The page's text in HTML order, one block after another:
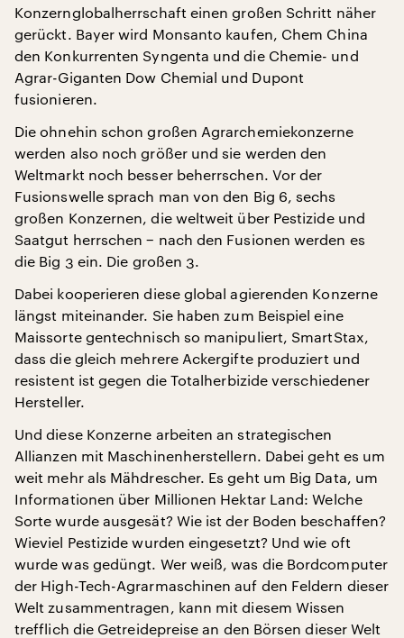
Konzernglobalherrschaft einen großen Schritt näher
gerückt. Bayer wird Monsanto kaufen, Chem China
den Konkurrenten Syngenta und die Chemie- und
Agrar-Giganten Dow Chemial und Dupont
fusionieren.
Die ohnehin schon großen Agrarchemiekonzerne
werden also noch größer und sie werden den
Weltmarkt noch besser beherrschen. Vor der
Fusionswelle sprach man von den Big 6, sechs
großen Konzernen, die weltweit über Pestizide und
Saatgut herrschen − nach den Fusionen werden es
die Big 3 ein. Die großen 3.
Dabei kooperieren diese global agierenden Konzerne
längst miteinander. Sie haben zum Beispiel eine
Maissorte gentechnisch so manipuliert, SmartStax,
dass die gleich mehrere Ackergifte produziert und
resistent ist gegen die Totalherbizide verschiedener
Hersteller.
Und diese Konzerne arbeiten an strategischen
Allianzen mit Maschinenherstellern. Dabei geht es um
weit mehr als Mähdrescher. Es geht um Big Data, um
Informationen über Millionen Hektar Land: Welche
Sorte wurde ausgesät? Wie ist der Boden beschaffen?
Wieviel Pestizide wurden eingesetzt? Und wie oft
wurde was gedüngt. Wer weiß, was die Bordcomputer
der High-Tech-Agrarmaschinen auf den Feldern dieser
Welt zusammentragen, kann mit diesem Wissen
trefflich die Getreidepreise an den Börsen dieser Welt